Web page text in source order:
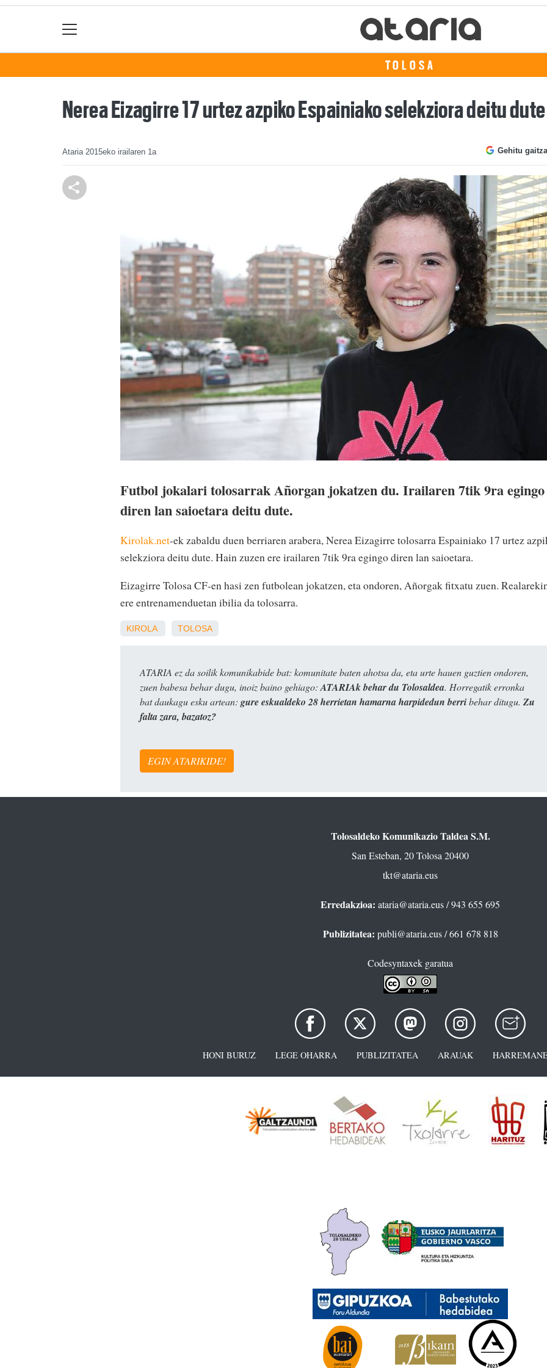
TOLOSA
Nerea Eizagirre 17 urtez azpiko Espainiako selekziora deitu dute
Ataria 2015eko irailaren 1a Gehitu
Futbol jokalari tolosarrak Añorgan jokatzen du. Irailaren 7tik 9ra egingo
diren lan saioetara deitu dute.
Kirolak.net-ek zabaldu duen berriaren arabera, Nerea Eizagirre tolosarra Espainiako 17 urtez
selekziora deitu dute. Hain zuzen ere irailaren 7tik 9ra egingo diren lan saioetara.
Eizagirre Tolosa CF-en hasi zen futbolean jokatzen, eta ondoren, Añorgak fitxatu zuen.
ere entrenamenduetan ibilia da tolosarra.
KIROLA TOLOSA
ATARIA ez da soilik komunikabide bat: komunitate baten ahotsa da, eta urte hauen guztien ondoren,
zuen babesa behar dugu, inoiz baino gehiago: ATARIAk behar du Tolosaldea. Horregatik erronka
bat daukagu esku artean: gure eskualdeko 28 herrietan hamarna harpidedun berribehar ditugu. Zu
falta zara, bazatoz?
EGIN ATARIKIDE!
Tolosaldeko Komunikazio Taldea S.M.
San Esteban, 20 Tolosa 20400
tkt@ataria.eus
Erredakzioa: ataria@ataria.eus/ 943 655 695
Publizitatea: publi@ataria.eus/ 661 678 818
Codesyntaxek garatua
HONI BURUZ LEGE OHARRA PUBLIZITATEA ARAUAK